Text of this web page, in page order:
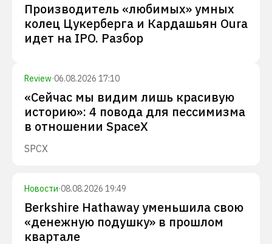
Производитель «любимых» умных
колец Цукерберга и Кардашьян Oura
идет на IPO. Разбор
Review·06.08.2026 17:10
«Сейчас мы видим лишь красивую
историю»: 4 повода для пессимизма
в отношении SpaceX
SPCX
Новости·08.08.2026 19:49
Berkshire Hathaway уменьшила свою
«денежную подушку» в прошлом
квартале